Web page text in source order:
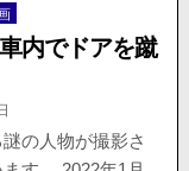
内でドアを蹴
の人物が撮影さ